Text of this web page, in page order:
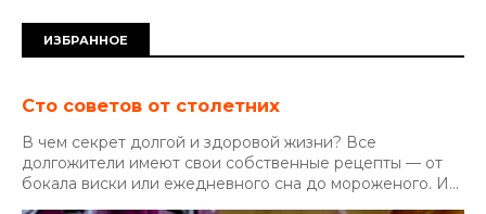
ИЗБРАННОЕ
Сто советов от столетних
В чем секрет долгой и здоровой жизни? Все
долгожители имеют свои собственные рецепты — от
бокала виски или ежедневного сна до мороженого. И...